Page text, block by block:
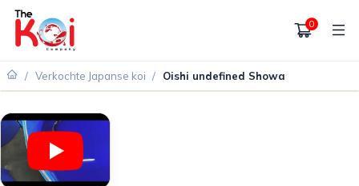
0
/ Verkochte Japanse koi / Oishi undefined Showa
VERKOCHT